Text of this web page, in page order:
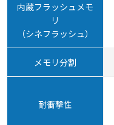
内蔵フラッシュメモ
リ
（シネフラッシュ）
メモリ分割
耐衝撃性